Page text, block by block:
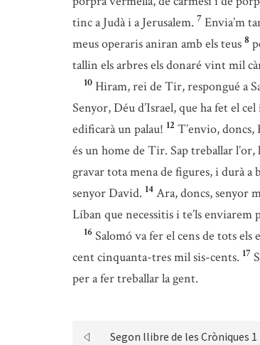
tinc a Judà i a Jerusalem. 7 Envia’m
meus operaris aniran amb els teus 8
tallin els arbres els donaré vint mil
10 Hiram, rei de Tir, respongué a
Senyor, Déu d’Israel, que ha fet el
edificarà un palau! 12 T’envio,
és un home de Tir. Sap treballar
gravar tota mena de figures, i durà a
senyor David. 14 Ara, doncs, senyor
Líban que necessitis i te’ls enviarem
16 Salomó va fer el cens de tots els
cent cinquanta-tres mil sis-cents. 17
per a fer treballar la gent.
Segon llibre de les Cròniques 1